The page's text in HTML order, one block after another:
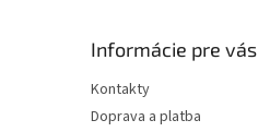
Informácie pre vás
Kontakty
Doprava a platba